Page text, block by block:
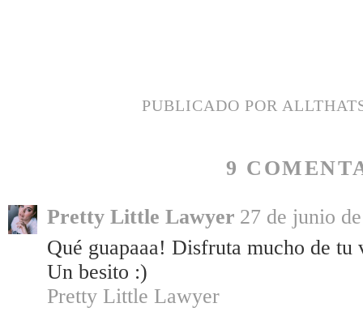
PUBLICADO POR
9
Pretty Little Lawyer 27 de junio
Qué guapaaa! Disfruta mucho de tu
Un besito :)
Pretty Little Lawyer